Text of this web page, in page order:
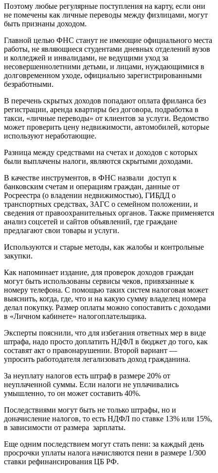
Поэтому любые регулярные поступления на карту, если они
не помечены как личные переводы между физлицами, могут
быть признаны доходом.
Главной целью ФНС станут не имеющие официального места
работы, не являющиеся студентами дневных отделений вузов
и колледжей и инвалидами, не ведущими уход за
несовершеннолетними детьми, и лицами, нуждающимися в
долговременном уходе, официально зарегистрированными
безработными.
В перечень скрытых доходов попадают оплата фриланса без
регистрации, аренда квартиры без договора, подработка в
такси, «личные переводы» от клиентов за услуги. Ведомство
может проверить цену недвижимости, автомобилей, которые
используют неработающие.
Разница между средствами на счетах и доходов с которых
были выплачены налоги, являются скрытыми доходами.
В качестве инструментов, в ФНС назвали доступ к
банковским счетам и операциям граждан, данные от
Росреестра (о владении недвижимостью), ГИБДД о
транспортных средствах, ЗАГС о семейном положении, и
сведения от правоохранительных органов. Также применяется
анализ соцсетей и сайтов объявлений, где граждане
предлагают свои товары и услуги.
Используются и старые методы, как жалобы и контрольные
закупки.
Как напоминает издание, для проверок доходов граждан
могут быть использованы сервисы чеков, привязанные к
номеру телефона. С помощью таких систем налоговая может
выяснить, когда, где, что и на какую сумму владелец номера
делал покупку. Размер оплаты можно сопоставить с доходами
в «Личном кабинете» налогоплательщика.
Эксперты пояснили, что для избегания ответных мер в виде
штрафа, надо просто доплатить НДФЛ в бюджет до того, как
составят акт о правонарушении. Второй вариант —
упросить работодателя легализовать доход гражданина.
За неуплату налогов есть штраф в размере 20% от
неуплаченной суммы. Если налоги не уплачивались
умышленно, то он может составить 40%.
Последствиями могут быть не только штрафы, но и
доначисление налогов, то есть НДФЛ по ставке 13% или 15%,
в зависимости от размера зарплаты.
Еще одним последствием могут стать пени: за каждый день
просрочки уплаты налога начисляются пени в размере 1/300
ставки рефинансирования ЦБ РФ.